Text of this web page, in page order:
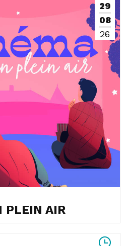
29
08
26
PLEIN AIR